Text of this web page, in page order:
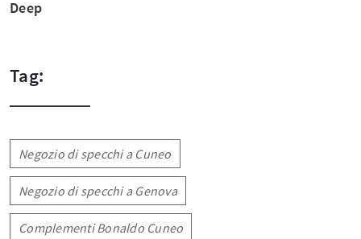
Deep
Tag:
Negozio di specchi a Cuneo
Negozio di specchi a Genova
Complementi Bonaldo Cuneo